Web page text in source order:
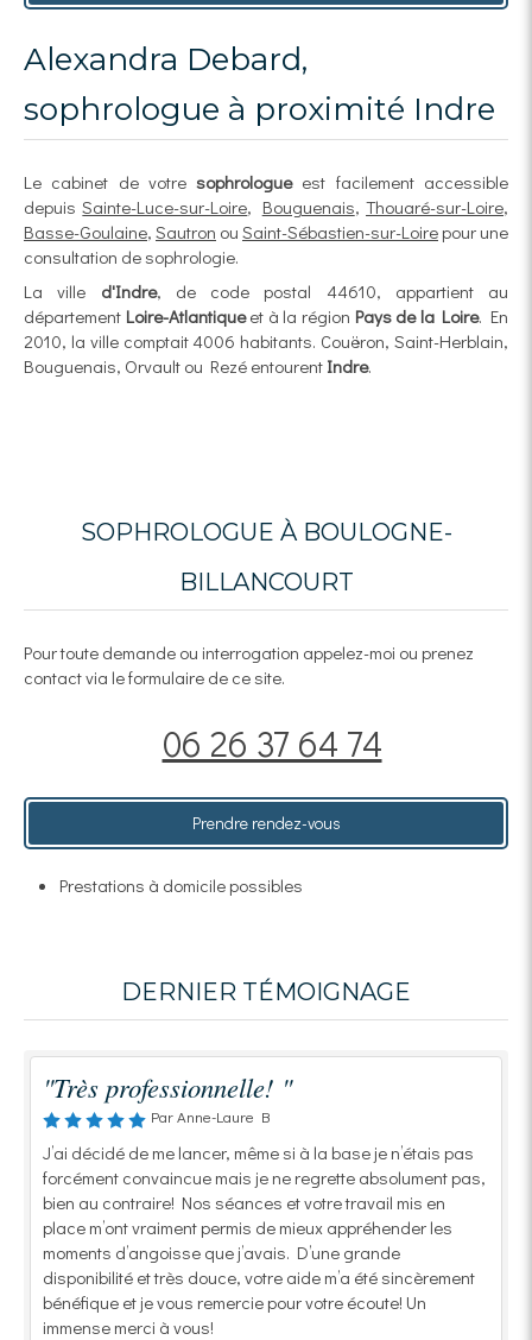
Alexandra Debard,
sophrologue à proximité Indre
Le cabinet de votresophrologueest facilement accessible
depuisSainte-Luce-sur-Loire, Bouguenais,Thouaré-sur-Loire,
Basse-Goulaine, Sautron ou Saint-Sébastien-sur-Loire pour une
consultation de sophrologie.
La ville d'Indre, de code postal 44610, appartient au
département Loire-Atlantiqueet à la région Pays de la Loire. En
2010, la ville comptait 4006 habitants. Couëron, Saint-Herblain,
Bouguenais, Orvault ou Rezé entourent Indre.
SOPHROLOGUE À BOULOGNE-
BILLANCOURT
Pour toute demande ou interrogation appelez-moi ou prenez
contact via le formulaire de ce site.
06 26 37 64 74
Prendre rendez-vous
Prestations à domicile possibles
DERNIER TÉMOIGNAGE
"Très professionnelle! "
Par Anne-Laure B
J’ai décidé de me lancer, même si à la base je n’étais pas
forcément convaincue mais je ne regrette absolument pas,
bien au contraire! Nos séances et votre travail mis en
place m’ont vraiment permis de mieux appréhender les
moments d’angoisse que j’avais. D’une grande
disponibilité et très douce, votre aide m’a été sincèrement
bénéfique et je vous remercie pour votre écoute! Un
immense merci à vous!